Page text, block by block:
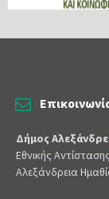
Δήμος
Εθνικής
Αλεξάνδρεια